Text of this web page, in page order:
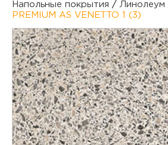
Напольные покрытия / Линолеум
PREMIUM AS VENETTO 1 (3)